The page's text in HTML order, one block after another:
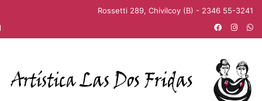
Rossetti 289, Chivilcoy (B) - 2346 55-3241